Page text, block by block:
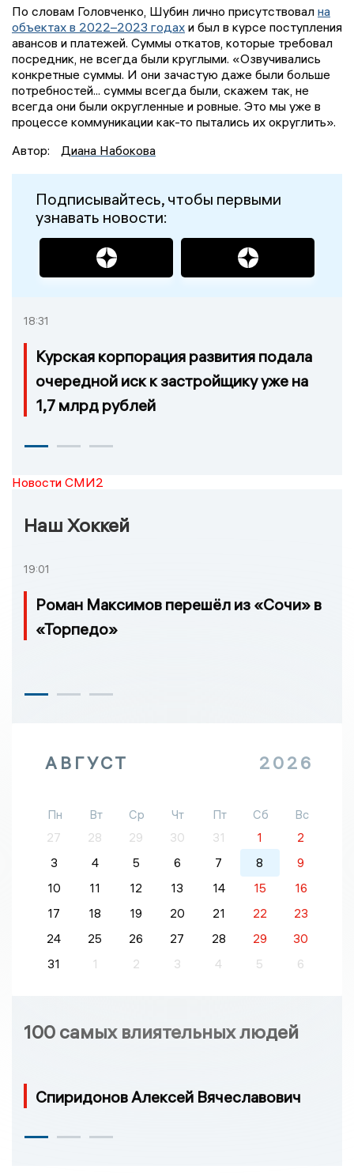
По словам Головченко, Шубин лично присутствовал на
объектах в 2022–2023 годах и был в курсе поступления
авансов и платежей. Суммы откатов, которые требовал
посредник, не всегда были круглыми. «Озвучивались
конкретные суммы. И они зачастую даже были больше
потребностей... суммы всегда были, скажем так, не
всегда они были округленные и ровные. Это мы уже в
процессе коммуникации как-то пытались их округлить».
Автор:
Диана Набокова
Подписывайтесь, чтобы первыми
узнавать новости:
18:31
Курская корпорация развития подала
очередной иск к застройщику уже на
1,7 млрд рублей
Новости СМИ2
Наш Хоккей
19:01
Роман Максимов перешёл из «Сочи» в
«Торпедо»
АВГУСТ 2026
Пн Вт Ср Чт Пт Сб
Вс
27
28 29 30 31 1
2
3
4 5 6 7 8
9
10
11 12 13 14 15
16
17
18 19 20 21 22
23
24
25 26 27 28 29
30
31
1 2 3 4 5 6
100 самых влиятельных людей
Спиридонов Алексей Вячеславович